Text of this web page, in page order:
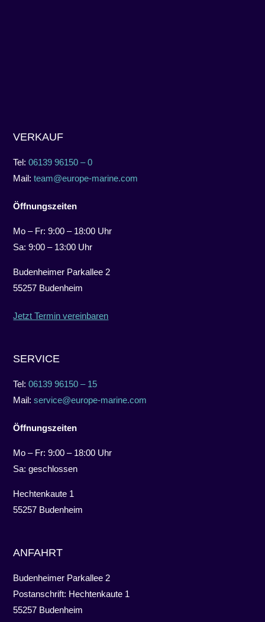
VERKAUF
Tel:06139 96150 – 0
Mail:team@europe-marine.com
Öffnungszeiten
Mo – Fr: 9:00 – 18:00 Uhr
Sa: 9:00 – 13:00 Uhr
Budenheimer Parkallee 2
55257 Budenheim
Jetzt Termin vereinbaren
SERVICE
Tel:06139 96150 – 15
Mail:service@europe-marine.com
Öffnungszeiten
Mo – Fr: 9:00 – 18:00 Uhr
Sa: geschlossen
Hechtenkaute 1
55257 Budenheim
ANFAHRT
Budenheimer Parkallee 2
Postanschrift: Hechtenkaute 1
55257 Budenheim